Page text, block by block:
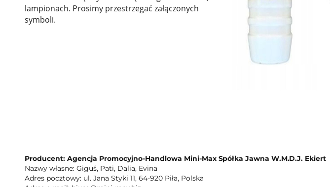
lampionach. Prosimy przestrzegać załączonych
symboli.
Producent: Agencja Promocyjno-Handlowa Mini-Max Spółka Jawna W.M.D.J. Ekiert
Nazwy własne: Giguś, Pati, Dalia, Evina
Adres pocztowy: ul. Jana Styki 11, 64-920 Piła, Polska